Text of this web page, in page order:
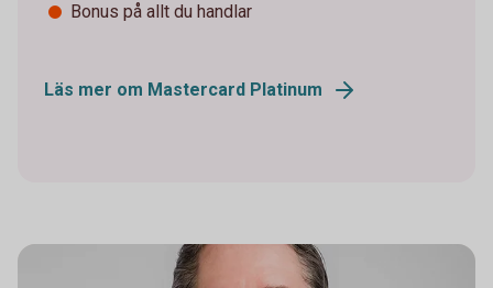
Bonus på allt du handlar
Läs mer om Mastercard Platinum